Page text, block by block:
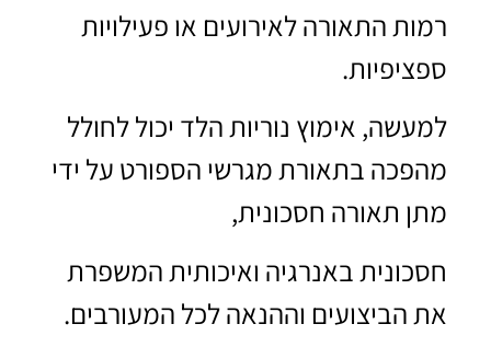
רמות התאורה לאירועים או פעילויות
ספציפיות.
למעשה, אימוץ נוריות הלד יכול לחולל
מהפכה בתאורת מגרשי הספורט על ידי
מתן תאורה חסכונית,
חסכונית באנרגיה ואיכותית המשפרת
את הביצועים וההנאה לכל המעורבים.